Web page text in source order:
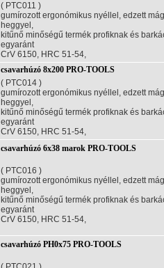
( PTC011 )
gumírozott ergonómikus nyéllel, edzett
heggyel,
kitűnő minőségű termék profiknak és
egyaránt
CrV 6150, HRC 51-54,
csavarhúzó 8x200 PRO-TOOLS
( PTC014 )
gumírozott ergonómikus nyéllel, edzett
heggyel,
kitűnő minőségű termék profiknak és
egyaránt
CrV 6150, HRC 51-54,
csavarhúzó 6x38 marok PRO-TOOLS
( PTC016 )
gumírozott ergonómikus nyéllel, edzett
heggyel,
kitűnő minőségű termék profiknak és
egyaránt
CrV 6150, HRC 51-54,
csavarhúzó PH0x75 PRO-TOOLS